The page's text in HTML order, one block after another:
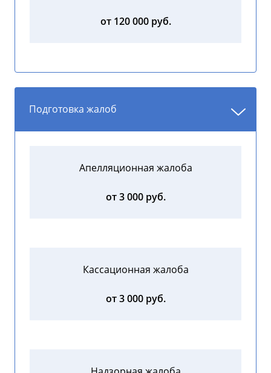
от 120 000 руб.
Подготовка жалоб
Апелляционная жалоба
от 3 000 руб.
Кассационная жалоба
от 3 000 руб.